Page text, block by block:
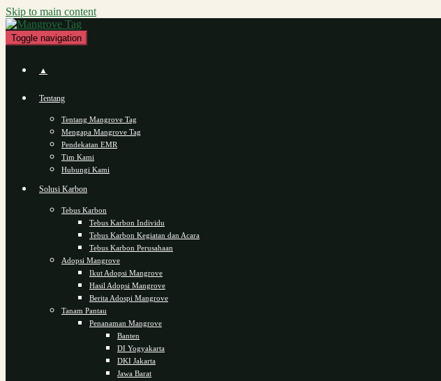
Skip to main content
Toggle navigation
▲
Tentang
Tentang Mangrove Tag
Mengapa Mangrove Tag
Pendekatan EMR
Tim Kami
Hubungi Kami
Solusi Karbon
Tebus Karbon
Tebus Karbon Individu
Tebus Karbon Kegiatan dan Acara
Tebus Karbon Perusahaan
Adopsi Mangrove
Ikut Adopsi Mangrove
Hasil Adopsi Mangrove
Berita Adospi Mangrove
Tanam Pantau
Penanaman Mangrove
Banten
DI Yogyakarta
DKI Jakarta
Jawa Barat